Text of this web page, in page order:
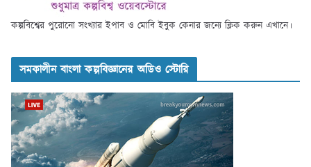
কল্পবিশ্বের পুরোনো সংখ্যার ইপাব ও মোবি ইবুক কেনার জন্যে ক্লিক করুন এখানে।
সমকালীন বাংলা কল্পবিজ্ঞানের অডিও স্টোরি